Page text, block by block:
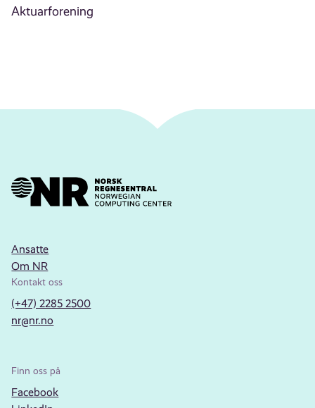
Aktuarforening
Ansatte
Om NR
Kontakt oss
(+47) 2285 2500
nr@nr.no
Finn oss på
Facebook